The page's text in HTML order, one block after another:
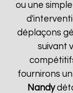
ou une
déplaçons
suivant
fournirons un
Nandy